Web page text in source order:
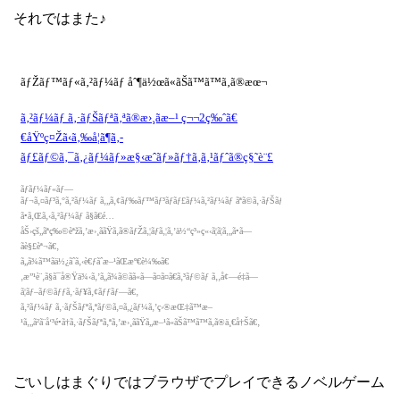
それではまた♪
ごいしはまぐりではブラウザでプレイできるノベルゲーム